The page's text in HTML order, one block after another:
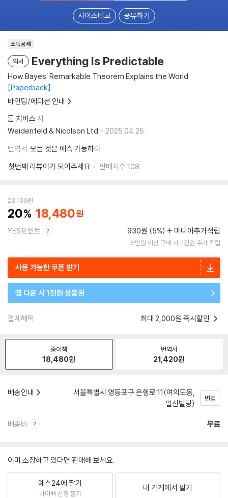
사이즈비교 공유하기
소득공제
외서 Everything Is Predictable
How Bayes' Remarkable Theorem Explains the World
Paperback
바인딩/에디션 안내
톰 치버스 저
Weidenfeld & Nicolson Ltd
2025.04.25.
번역서 모든 것은 예측 가능하다
첫번째 리뷰어가 되어주세요
판매지수 108
23,100원
20 18,480
YES포인트 930원 (5%) 마니아추가적립
5만원 이상 구매 시 2천원 추가 적립
사용 가능한 쿠폰 받기
앱 다운 시 1천원 상품권
결제혜택 최대 2,000원 즉시할인
종이책
18,480원
번역서
21,420원
배송안내
서울특별시 영등포구 은행로 11(여의도동,
일신빌딩)
변경
배송비 무료
이미 소장하고 있다면 판매해 보세요.
예스24에 팔기
바이백 신청 불가
내 가게에서 팔기